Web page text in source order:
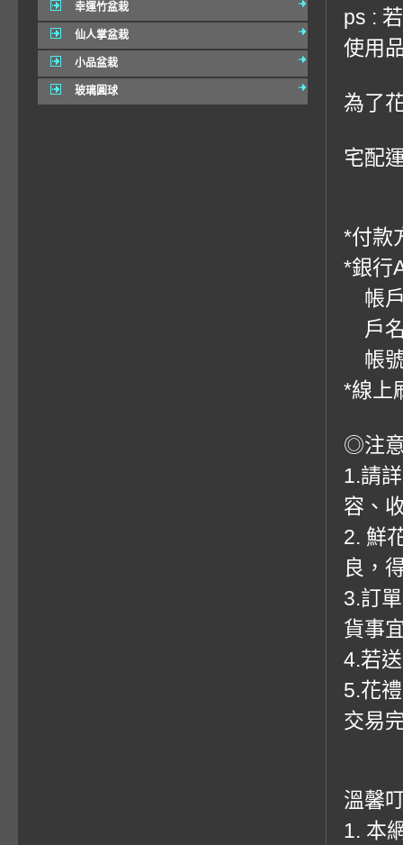
幸運竹盆栽
仙人掌盆栽
小品盆栽
玻璃圓球
ps :
使用
為了
宅配
*付款
*銀行
帳戶
戶
帳
*線上
◎注
1.請
容、
2. 鮮
良，
3.訂
貨事
4.若
5.花
交易
溫馨
1. 本